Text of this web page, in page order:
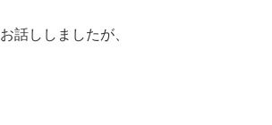
話ししましたが、